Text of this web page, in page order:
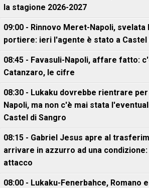
la stagione 2026-2027
09:00 - Rinnovo Meret-Napoli, svelata
portiere: ieri l'agente è stato a Castel
08:45 - Favasuli-Napoli, affare fatto:
Catanzaro, le cifre
08:30 - Lukaku dovrebbe rientrare
Napoli, ma non c'è mai stata
Castel di Sangro
08:15 - Gabriel Jesus apre al
arrivare in azzurro ad una
attacco
08:00 - Lukaku-Fenerbahce, Romano